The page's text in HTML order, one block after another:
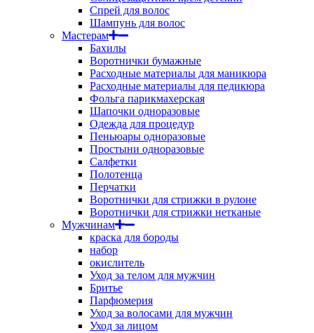
Спрей для волос
Шампунь для волос
Мастерам
Бахилы
Воротнички бумажные
Расходные материалы для маникюра
Расходные материалы для педикюра
Фольга парикмахерская
Шапочки одноразовые
Одежда для процедур
Пеньюары одноразовые
Простыни одноразовые
Салфетки
Полотенца
Перчатки
Воротнички для стрижки в рулоне
Воротнички для стрижки нетканые
Мужчинам
краска для бороды
набор
окислитель
Уход за телом для мужчин
Бритье
Парфюмерия
Уход за волосами для мужчин
Уход за лицом